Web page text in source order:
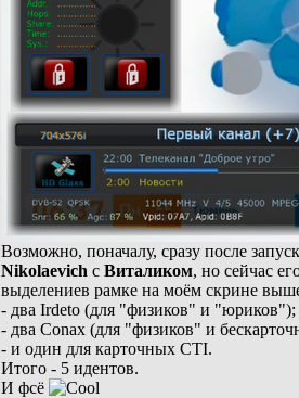
Возможно, поначалу, сразу после
Nikolaevich с Виталиком, но сейчас
выделениев рамке на моём скрине
- два Irdeto (для "физиков" и "юриков");
- два Conax (для "физиков" и
- и один для карточных CTI.
Итого - 5 идентов.
И фсё